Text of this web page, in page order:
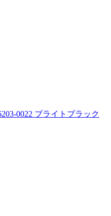
0022 ブライトブラック